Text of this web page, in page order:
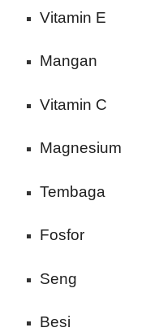
Vitamin E
Mangan
Vitamin C
Magnesium
Tembaga
Fosfor
Seng
Besi